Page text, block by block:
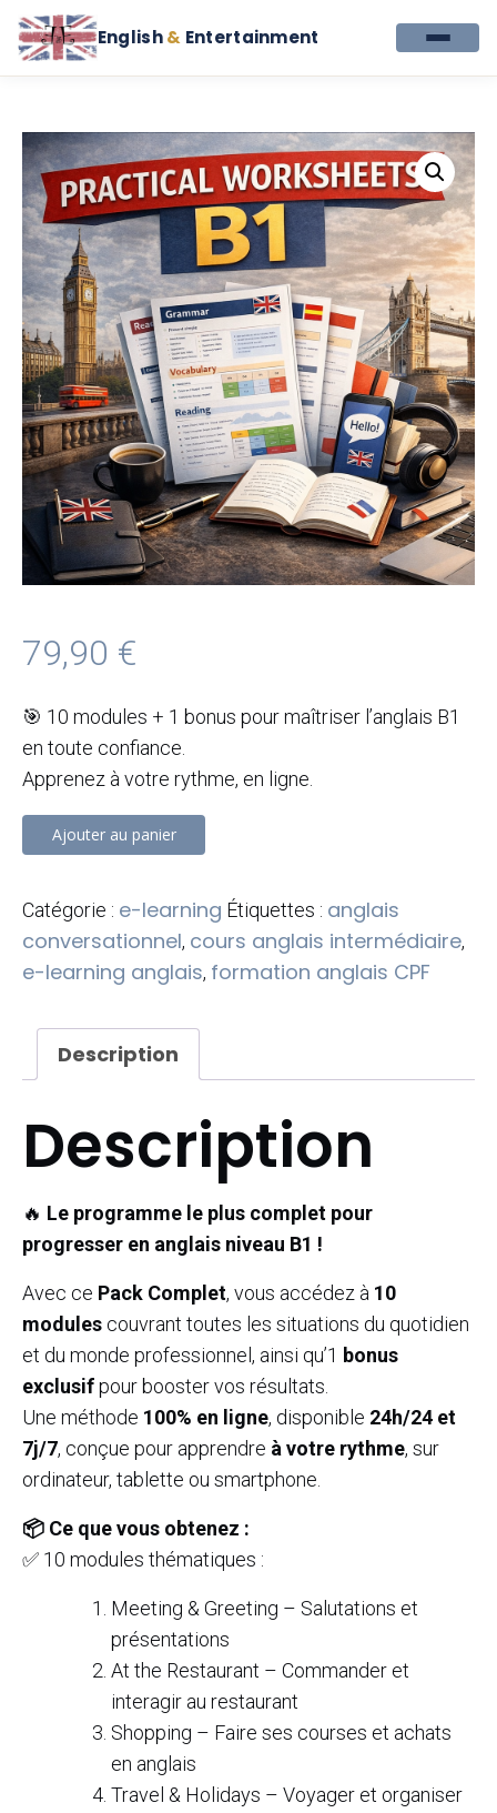
English& Entertainment
79,90 €
🎯 10 modules + 1 bonus pour maîtriser l’anglais B1
en toute confiance.
Apprenez à votre rythme, en ligne.
quantité
de
complet
–
10
Anglais
B1
bonus
exclusifs
Ajouter au panier
Catégorie : e-learning Étiquettes : anglais
conversationnel, cours anglais intermédiaire,
e-learning anglais, formation anglais CPF
Description
Description
🔥 Le programme le plus complet pour
progresser en anglais niveau B1 !
Avec ce Pack Complet, vous accédez à 10
modules couvrant toutes les situations du quotidien
et du monde professionnel, ainsi qu’1 bonus
exclusifpour booster vos résultats.
Une méthode 100% en ligne, disponible 24h/24 et
7j/7, conçue pour apprendre à votre rythme, sur
ordinateur, tablette ou smartphone.
📦 Ce que vous obtenez :
✅ 10 modules thématiques :
Meeting & Greeting – Salutations et
présentations
At the Restaurant – Commander et
interagir au restaurant
Shopping – Faire ses courses et achats
en anglais
Travel & Holidays – Voyager et organiser